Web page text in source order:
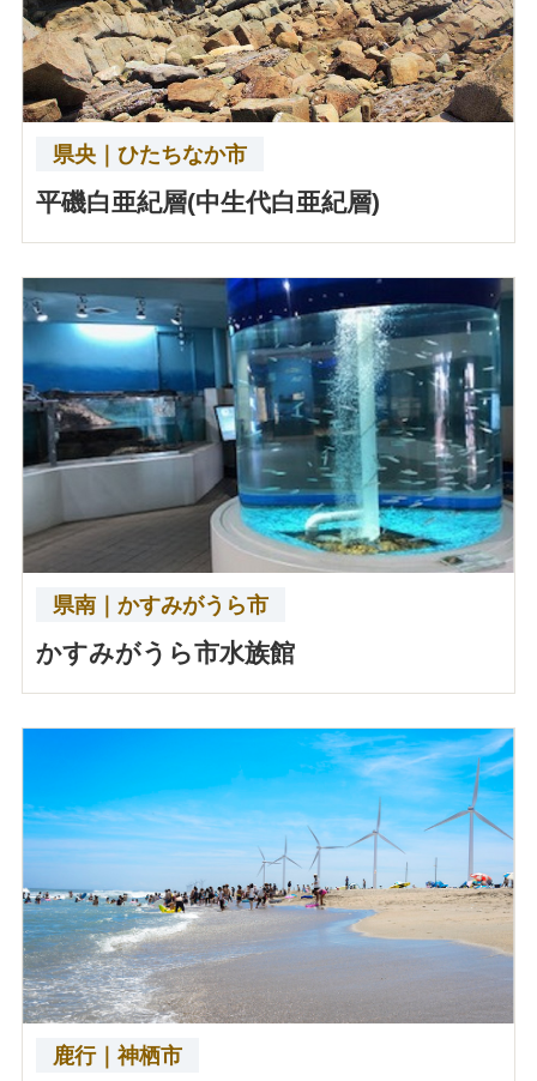
県央｜ひたちなか市
平磯白亜紀層(中生代白亜紀層)
県南｜かすみがうら市
かすみがうら市水族館
鹿行｜神栖市